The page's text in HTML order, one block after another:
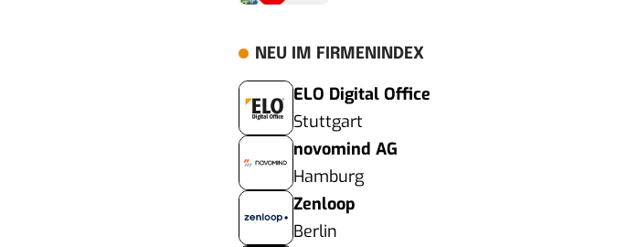
NEU IM FIRMENINDEX
ELO Digital Office
Stuttgart
novomind AG
Hamburg
Zenloop
Berlin